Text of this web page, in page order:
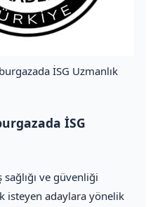
İSG Uzmanlık
İSG
ve güvenliği
isteyen adaylara yönelik